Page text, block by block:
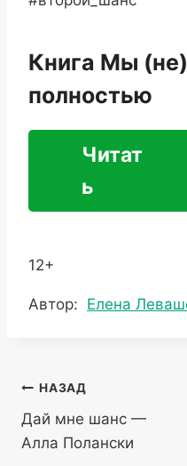
Книга Мы
полностью
Читат
ь
12+
Метки
Автор: Елена
Навигация
по
записям
НАЗАД
Дай мне шанс —
Алла Полански